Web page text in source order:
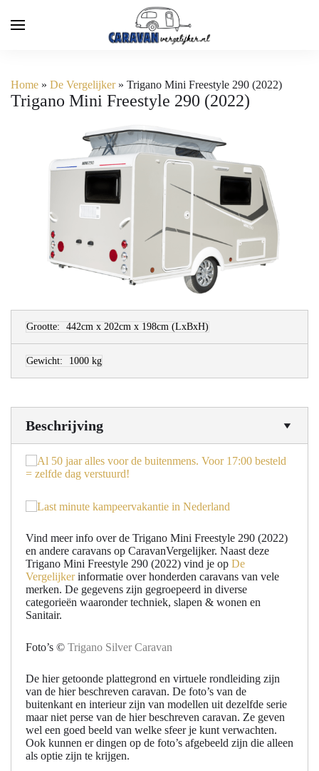
Home » De Vergelijker» Trigano Mini Freestyle 290 (2022)
Trigano Mini Freestyle 290 (2022)
Grootte: 442cm x 202cm x 198cm (LxBxH)
Gewicht: 1000 kg
Beschrijving
Vind meer info over de Trigano Mini Freestyle 290 (2022)
en andere caravans op CaravanVergelijker. Naast deze
Trigano Mini Freestyle 290 (2022) vind je op De
Vergelijkerinformatie over honderden caravans van vele
merken. De gegevens zijn gegroepeerd in diverse
categorieën waaronder techniek, slapen & wonen en
Sanitair.
Foto’s © Trigano Silver Caravan
De hier getoonde plattegrond en virtuele rondleiding zijn
van de hier beschreven caravan. De foto’s van de
buitenkant en interieur zijn van modellen uit dezelfde serie
maar niet perse van de hier beschreven caravan. Ze geven
wel een goed beeld van welke sfeer je kunt verwachten.
Ook kunnen er dingen op de foto’s afgebeeld zijn die alleen
als optie zijn te krijgen.